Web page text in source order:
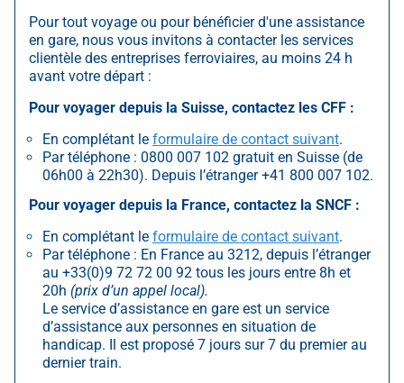
Pour tout voyage ou pour bénéficier d'une assistance
en gare, nous vous invitons à contacter les services
clientèle des entreprises ferroviaires, au moins 24 h
avant votre départ :
Pour voyager depuis la Suisse, contactez les CFF :
En complétant le formulaire de contact suivant.
Par téléphone : 0800 007 102 gratuit en Suisse (de
06h00 à 22h30). Depuis l’étranger +41 800 007 102.
Pour voyager depuis la France, contactez la SNCF :
En complétant le formulaire de contact suivant.
Par téléphone : En France au 3212, depuis l’étranger
au +33(0)9 72 72 00 92 tous les jours entre 8h et
20h (prix d’un appel local).
Le service d’assistance en gare est un service
d’assistance aux personnes en situation de
handicap. Il est proposé 7 jours sur 7 du premier au
dernier train.